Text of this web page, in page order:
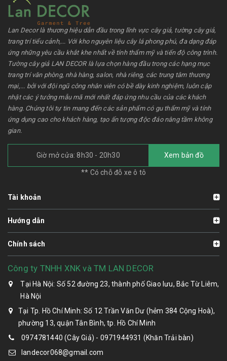
Lan Decor là thương hiệu dẫn đầu trong lĩnh vực cây giả, tường cây giả,
trang trí tiểu cảnh,... Với kho nguyên liệu cây lá phong phú, đa dạng đáp
ứng những yêu cầu khắt khe nhất về tính thẩm mỹ và tiến độ công trình.
Tường cây giả LAN DECOR là lựa chọn hàng đầu trong các hạng mục
trang trí văn phòng, nhà hàng, salon, nhà riêng, các trung tâm thương
mại,... bởi với đội ngũ công nhân viên có bề dày kinh nghiệm, luôn cập
nhật các ý tưởng mẫu mã mới nhất đáp ứng nhu cầu của các khách
hàng. Chúng tôi tự tin mang đến các sản phẩm có gu thẩm mỹ và tính
ứng dụng cao cho khách hàng, tạo ấn tượng độc đáo nâng tầm không
gian.
Giờ mở cửa: 8h30 - 20h30 Xem bản đồ
** Có chỗ đỗ xe ô tô
Tài khoản
Hướng dẫn
Chính sách
Công ty TNHH XNK và TM LAN DECOR
Tại Hà Nội: Số 52 đường 23, thành phố Giao lưu, Bắc Từ Liêm,
Hà Nội
Tại Tp. Hồ Chí Minh: Số 12 Trần Văn Dư (hẻm 384 Cộng Hoà),
phường 13, quận Tân Bình, tp. Hồ Chí Minh
0974781440 (Cây Giả) - 0971944931 (Khăn Trải bàn)
landecor068@gmail.com